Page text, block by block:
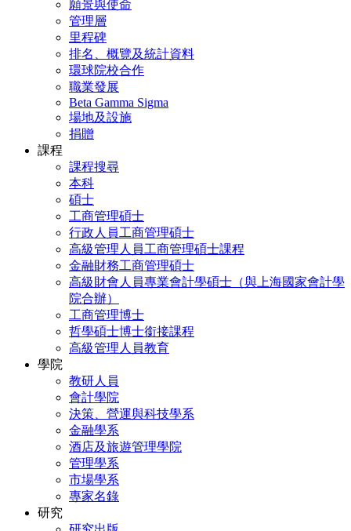
願景與使命
管理層
里程碑
排名、概覽及統計資料
環球院校合作
職業發展
Beta Gamma Sigma
場地及設施
捐贈
課程
課程搜尋
本科
碩士
工商管理碩士
行政人員工商管理碩士
高級管理人員工商管理碩士課程
金融財務工商管理碩士
高級財會人員專業會計學碩士（與上海國家會計學
院合辦）
工商管理博士
哲學碩士博士銜接課程
高級管理人員教育
學院
教研人員
會計學院
決策、營運與科技學系
金融學系
酒店及旅遊管理學院
管理學系
市場學系
專家名錄
研究